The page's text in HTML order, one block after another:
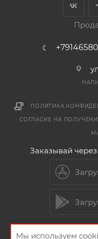
ПОЛИТИКА
СОГЛАСИЕ НА
Заказывай
Мы используем